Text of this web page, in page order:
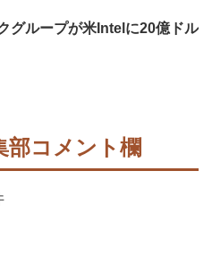
グループが米Intelに20億ドル
部コメント欄